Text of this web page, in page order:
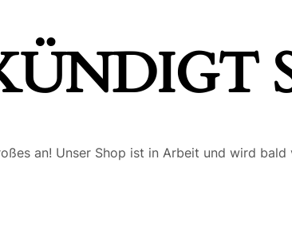
an! Unser Shop ist in Arbeit und wird